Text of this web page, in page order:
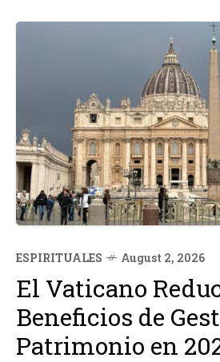
ESPIRITUALES August 2, 2026
El Vaticano
Beneficios de
Patrimonio en